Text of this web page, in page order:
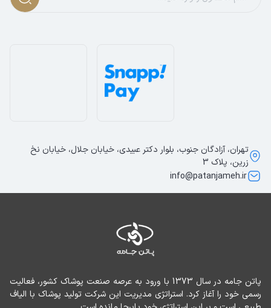
تهران، آزادگان جنوب، بلوار دکتر عبیدی، خیابان جلال، خیابان نخ
زرین، پلاک 3
info@patanjameh.ir